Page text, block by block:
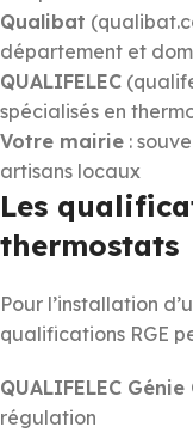
Qualibat
département et
QUALIFELEC
spécialisés en
Votre mairie :
artisans locaux
Les
thermostats
Pour l’installation
qualifications RGE
QUALIFELEC
régulation